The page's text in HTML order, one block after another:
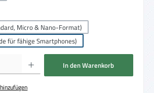
Micro & Nano-Format)
für fähige Smartphones)
gewünschten Wert ein oder benutze die Schaltflächen um
In den Warenkorb